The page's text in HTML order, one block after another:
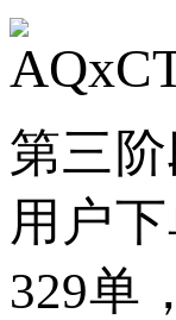
第三阶
用户
329单